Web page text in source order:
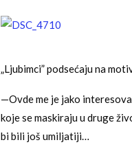
„Ljubimci” podsećaju na
—Ovde me je jako
koje se maskiraju u druge
bi bili još umiljatiji…